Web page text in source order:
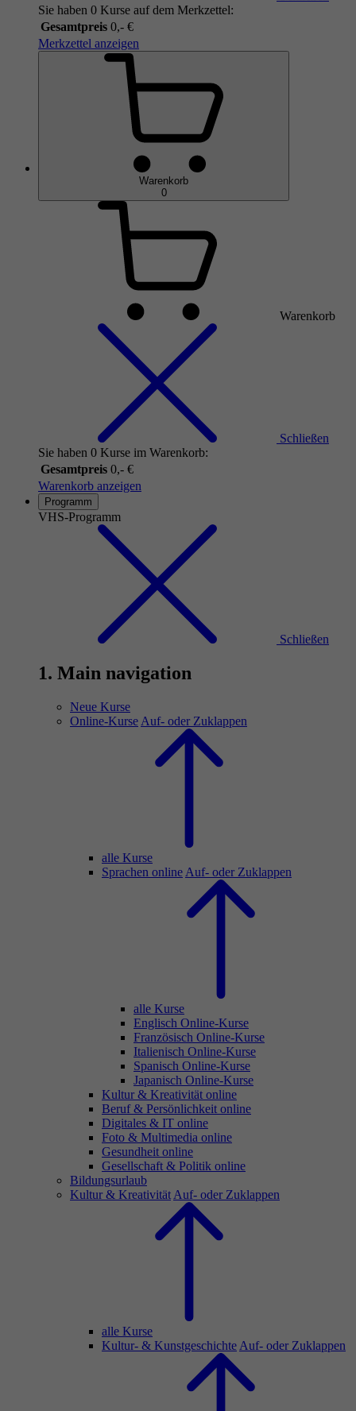
Sie haben 0 Kurse auf dem Merkzettel:
Gesamtpreis 0,- €
Merkzettel anzeigen
Warenkorb
0
Warenkorb
Schließen
Sie haben 0 Kurse im Warenkorb:
Gesamtpreis 0,- €
Warenkorb anzeigen
Programm
VHS-Programm
Schließen
1. Main navigation
Neue Kurse
Online-Kurse Auf- oder Zuklappen
alle Kurse
Sprachen online Auf- oder Zuklappen
alle Kurse
Englisch Online-Kurse
Französisch Online-Kurse
Italienisch Online-Kurse
Spanisch Online-Kurse
Japanisch Online-Kurse
Kultur & Kreativität online
Beruf & Persönlichkeit online
Digitales & IT online
Foto & Multimedia online
Gesundheit online
Gesellschaft & Politik online
Bildungsurlaub
Kultur & Kreativität Auf- oder Zuklappen
alle Kurse
Kultur- & Kunstgeschichte Auf- oder Zuklappen